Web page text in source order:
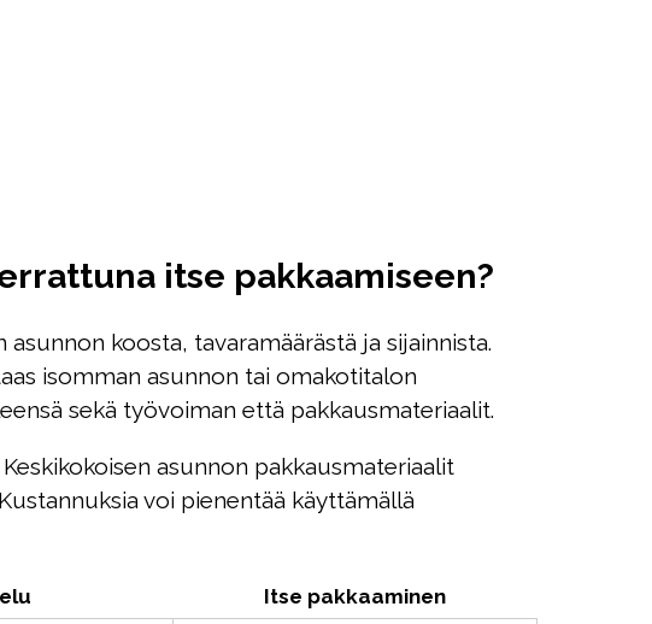
itse pakkaamiseen?
koosta, tavaramäärästä ja sijainnista.
isomman asunnon tai omakotitalon
sekä työvoiman että pakkausmateriaalit.
asunnon pakkausmateriaalit
voi pienentää käyttämällä
Itse pakkaaminen